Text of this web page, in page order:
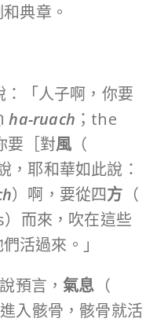
典章。
：「人子啊，你要
（הָר֑וּחַha-ruach ；the
要［對風 （
，耶和華如此說：
）啊，要從四方 （
而來，吹在這些
活過來。」
預言，氣息 （
入骸骨，骸骨就活